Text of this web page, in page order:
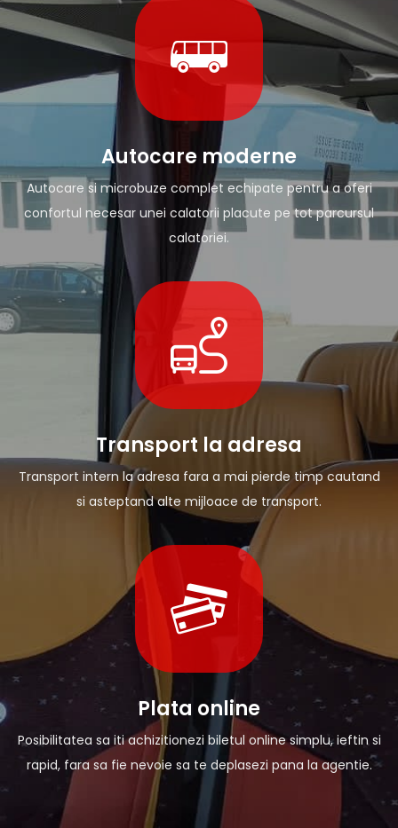
Autocare moderne
Autocare si microbuze complet echipate pentru a oferi
confortul necesar unei calatorii placute pe tot parcursul
calatoriei.
Transport la adresa
Transport intern la adresa fara a mai pierde timp cautand
si asteptand alte mijloace de transport.
Plata online
Posibilitatea sa iti achizitionezi biletul online simplu, ieftin si
rapid, fara sa fie nevoie sa te deplasezi pana la agentie.